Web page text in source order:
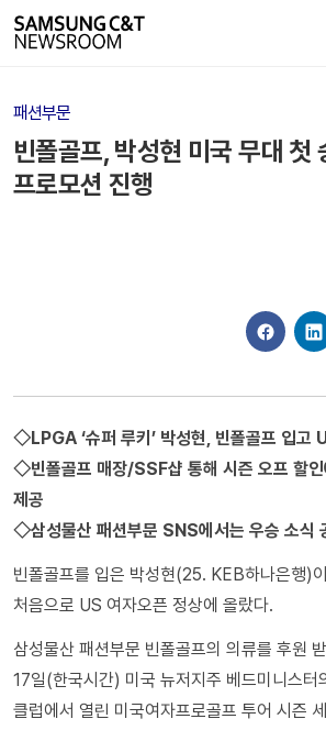
패션부문
빈폴골프, 박성현 미국 무대 첫
프로모션 진행
◇LPGA ‘슈퍼 루키’ 박성현, 빈폴골프 입고
◇빈폴골프 매장/SSF샵 통해 시즌 오프 할
제공
◇삼성물산 패션부문 SNS에서는 우승 소식
빈폴골프를 입은 박성현(25. KEB하나은행)
처음으로 US 여자오픈 정상에 올랐다.
삼성물산 패션부문 빈폴골프의 의류를 후원
17일(한국시간) 미국 뉴저지주 베드미니스터
클럽에서 열린 미국여자프로골프 투어 시즌